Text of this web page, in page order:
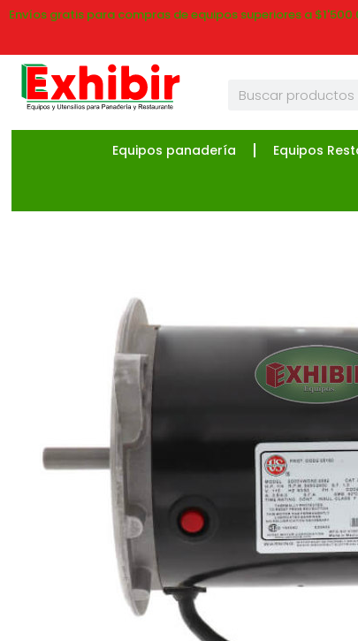
Envíos gratis para compras de equipos superiores a
Equipos panadería Equipos